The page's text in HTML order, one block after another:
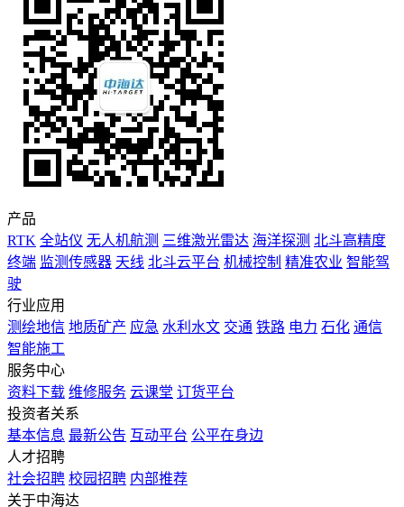
产品
RTK 全站仪 无人机航测 三维激光雷达 海洋探测 北斗高精度
终端 监测传感器 天线 北斗云平台 机械控制 精准农业 智能驾
驶
行业应用
测绘地信 地质矿产 应急 水利水文 交通 铁路 电力 石化 通信
智能施工
服务中心
资料下载 维修服务 云课堂 订货平台
投资者关系
基本信息 最新公告 互动平台 公平在身边
人才招聘
社会招聘 校园招聘 内部推荐
关于中海达